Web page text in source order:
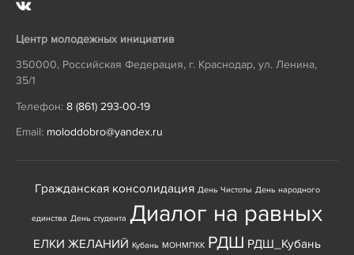
Центр молодежных инициатив
350000, Российская Федерация, г. Краснодар, ул. Ленина,
35/1
Телефон: 8 (861) 293-00-19
Email: moloddobro@yandex.ru
Гражданская консолидация День Чистоты День народного
единства День студента Диалог на равных
ЕЛКИ ЖЕЛАНИЙ Кубань МОНМПКК РДШ РДШ_Кубань